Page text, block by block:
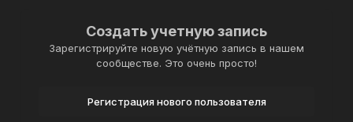
Создать учетную запись
Зарегистрируйте новую учётную запись в нашем
сообществе. Это очень просто!
Регистрация нового пользователя